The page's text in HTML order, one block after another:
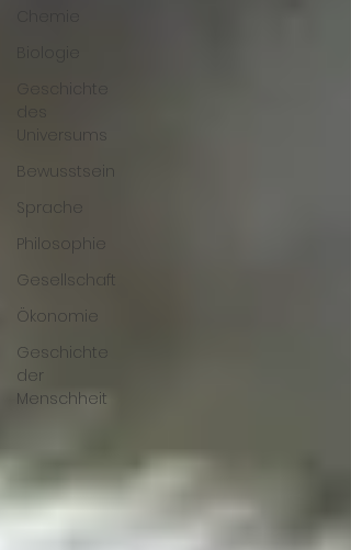
Geschichte
des
Universums
Bewusstsein
Sprache
Philosophie
Gesellschaft
Ökonomie
Geschichte
der
Menschheit